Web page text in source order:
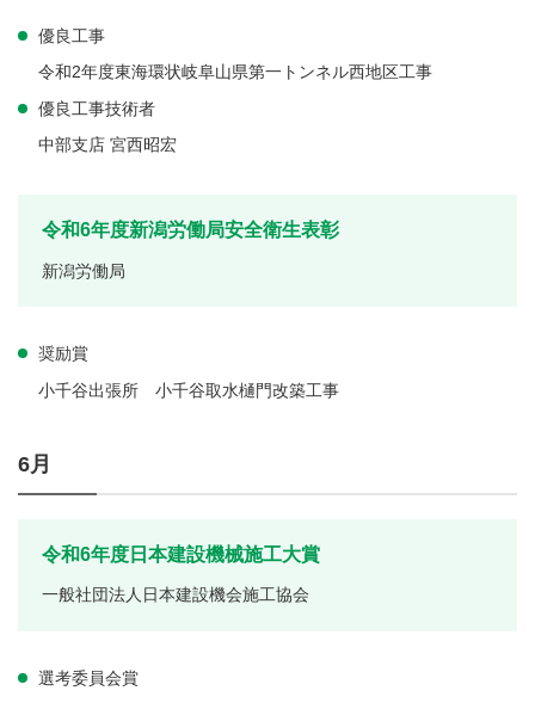
優良工事
令和2年度東海環状岐阜山県第一トンネル西地区工事
優良工事技術者
中部支店 宮西昭宏
令和6年度新潟労働局安全衛生表彰
新潟労働局
奨励賞
小千谷出張所 小千谷取水樋門改築工事
6月
令和6年度日本建設機械施工大賞
一般社団法人日本建設機会施工協会
選考委員会賞